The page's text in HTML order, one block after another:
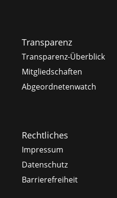
Transparenz
Transparenz-Überblick
Mitgliedschaften
Abgeordnetenwatch
Rechtliches
Impressum
Datenschutz
Barrierefreiheit